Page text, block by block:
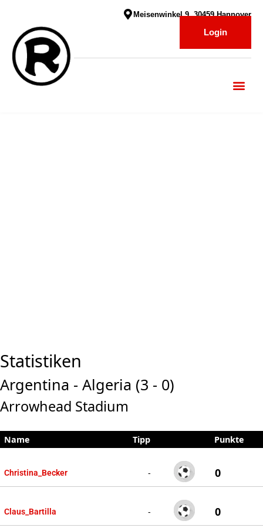
Meisenwinkel 9, 30459 Hannover
Login
Statistiken
Argentina - Algeria (3 - 0)
Arrowhead Stadium
Name Tipp Punkte
Christina_Becker - 0
Claus_Bartilla - 0